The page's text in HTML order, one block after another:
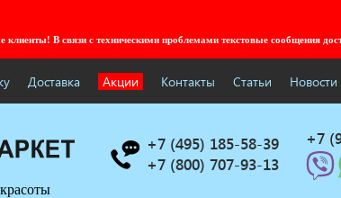
клиенты! В связи с техническими проблемами текстовые сообщения
Доставка Акции Контакты Статьи Новости
+7 (495) 185-58-39
+7 (800) 707-93-13
+7